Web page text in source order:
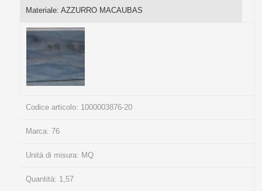
Materiale: AZZURRO MACAUBAS
Codice articolo: 1000003876-20
Marca: 76
Unità di misura: MQ
Quantità: 1,57